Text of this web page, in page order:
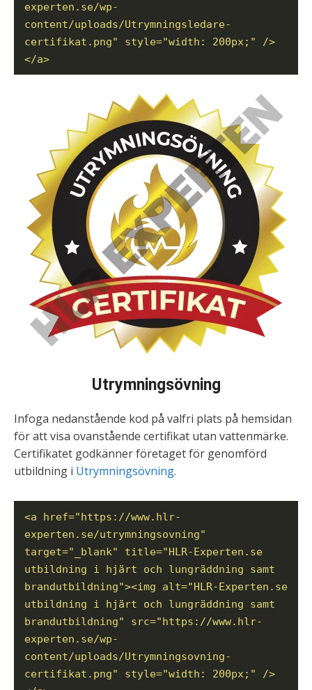
experten.se/wp-
content/uploads/Utrymningsledare-
certifikat.png" style="width: 200px;" />
</a>
Utrymningsövning
Infoga nedanstående kod på valfri plats på hemsidan
för att visa ovanstående certifikat utan vattenmärke.
Certifikatet godkänner företaget för genomförd
utbildning i Utrymningsövning.
<a href="https://www.hlr-
experten.se/utrymningsovning"
target="_blank" title="HLR-Experten.se
utbildning i hjärt och lungräddning samt
brandutbildning"><img alt="HLR-Experten.se
utbildning i hjärt och lungräddning samt
brandutbildning" src="https://www.hlr-
experten.se/wp-
content/uploads/Utrymningsovning-
certifikat.png" style="width: 200px;" />